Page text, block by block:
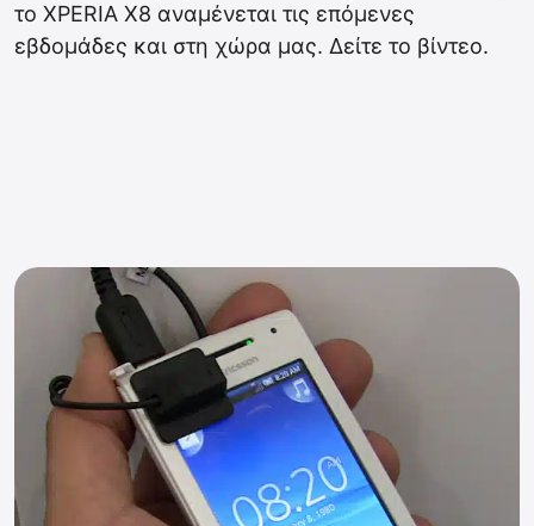
το XPERIA X8 αναμένεται τις επόμενες
εβδομάδες και στη χώρα μας. Δείτε το βίντεο.